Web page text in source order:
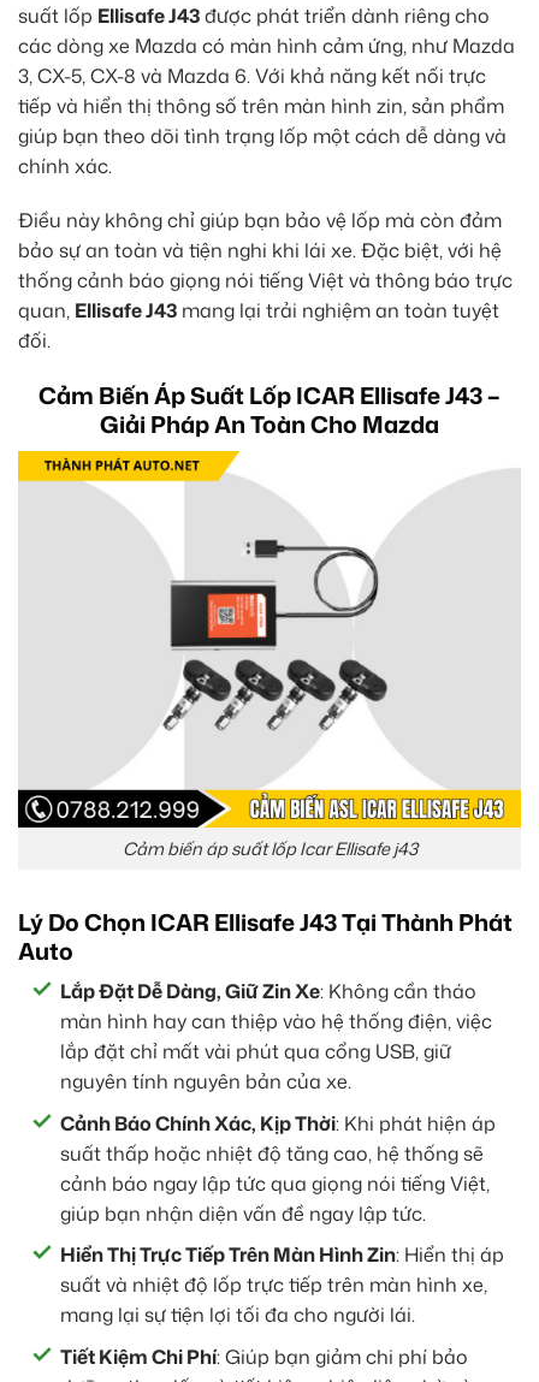
suất lốp Ellisafe J43được phát triển dành riêng cho
các dòng xe Mazda có màn hình cảm ứng, như Mazda
3, CX-5, CX-8 và Mazda 6. Với khả năng kết nối trực
tiếp và hiển thị thông số trên màn hình zin, sản phẩm
giúp bạn theo dõi tình trạng lốp một cách dễ dàng và
chính xác.
Điều này không chỉ giúp bạn bảo vệ lốp mà còn đảm
bảo sự an toàn và tiện nghi khi lái xe. Đặc biệt, với hệ
thống cảnh báo giọng nói tiếng Việt và thông báo trực
quan, Ellisafe J43 mang lại trải nghiệm an toàn tuyệt
đối.
Cảm Biến Áp Suất Lốp ICAR Ellisafe J43 –
Giải Pháp An Toàn Cho Mazda
Cảm biến áp suất lốp Icar Ellisafe j43
Lý Do Chọn ICAR Ellisafe J43 Tại Thành Phát
Auto
Lắp Đặt Dễ Dàng, Giữ Zin Xe: Không cần tháo
màn hình hay can thiệp vào hệ thống điện, việc
lắp đặt chỉ mất vài phút qua cổng USB, giữ
nguyên tính nguyên bản của xe.
Cảnh Báo Chính Xác, Kịp Thời: Khi phát hiện áp
suất thấp hoặc nhiệt độ tăng cao, hệ thống sẽ
cảnh báo ngay lập tức qua giọng nói tiếng Việt,
giúp bạn nhận diện vấn đề ngay lập tức.
Hiển Thị Trực Tiếp Trên Màn Hình Zin: Hiển thị áp
suất và nhiệt độ lốp trực tiếp trên màn hình xe,
mang lại sự tiện lợi tối đa cho người lái.
Tiết Kiệm Chi Phí: Giúp bạn giảm chi phí bảo